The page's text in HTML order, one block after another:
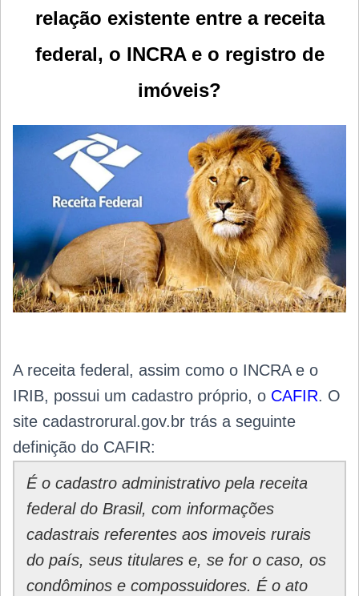
relação existente entre a receita
federal, o INCRA e o registro de
imóveis?
A receita federal, assim como o INCRA e o
IRIB, possui um cadastro próprio, o CAFIR. O
site cadastrorural.gov.br trás a seguinte
definição do CAFIR:
É o cadastro administrativo pela receita
federal do Brasil, com informações
cadastrais referentes aos imoveis rurais
do país, seus titulares e, se for o caso, os
condôminos e compossuidores. É o ato